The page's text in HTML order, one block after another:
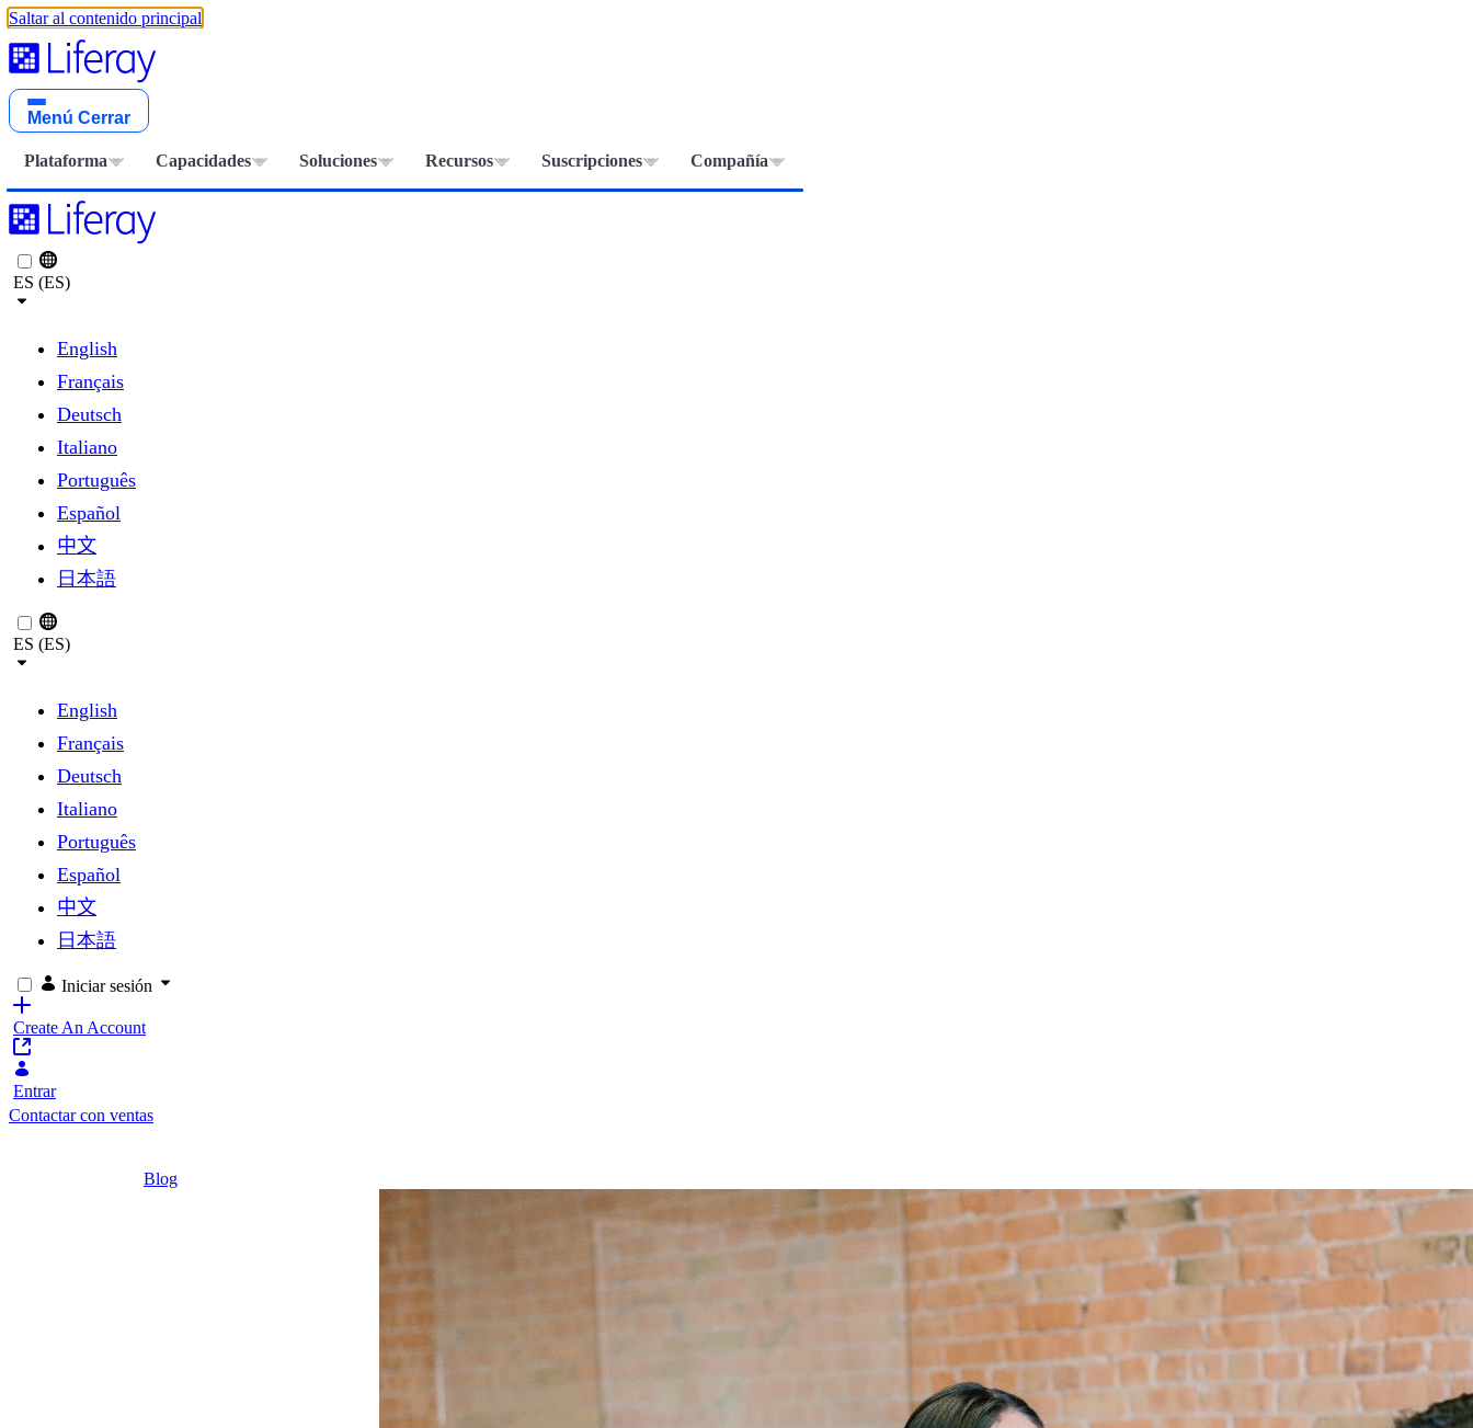
Saltar al contenido principal
Menú Cerrar
Plataforma Capacidades Soluciones Recursos Suscripciones Compañía
ES (ES)
English
Français
Deutsch
Italiano
Português
Español
中文
日本語
ES (ES)
English
Français
Deutsch
Italiano
Português
Español
中文
日本語
Iniciar sesión
Create An Account
Entrar
Contactar con ventas
Blog